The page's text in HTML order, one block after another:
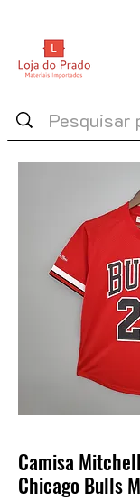
Camisa
Chicago Bulls